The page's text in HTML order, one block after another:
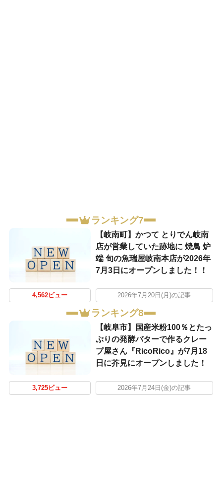
ランキング7
【岐南町】かつて とりでん岐南
店が営業していた跡地に 焼鳥 炉
端 旬の魚瑞屋岐南本店が2026年
7月3日にオープンしました！！
4,562ビュー 2026年7月20日(月)の記事
ランキング8
【岐阜市】国産米粉100％とたっ
ぷりの発酵バターで作るクレー
プ屋さん『RicoRico』が7月18
日に芥見にオープンしました！
3,725ビュー 2026年7月24日(金)の記事